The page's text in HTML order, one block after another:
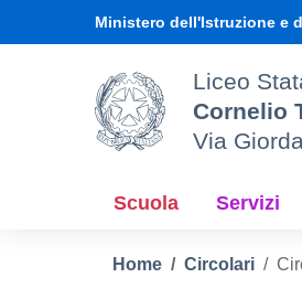
Ministero dell'Istruzione e
Liceo
Cornelio
Via
Scuola Servizi
Home Circolari